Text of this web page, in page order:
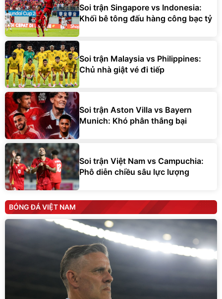
Soi trận Singapore vs Indonesia:
Khối bê tông đấu hàng công bạc tỷ
Soi trận Malaysia vs Philippines:
Chủ nhà giật vé đi tiếp
Soi trận Aston Villa vs Bayern
Munich: Khó phân thắng bại
Soi trận Việt Nam vs Campuchia:
Phô diễn chiều sâu lực lượng
BÓNG ĐÁ VIỆT NAM